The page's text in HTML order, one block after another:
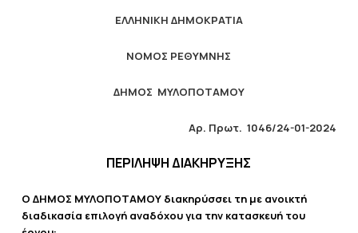
ΕΛΛΗΝΙΚΗ ΔΗΜΟΚΡΑΤΙΑ
ΝΟΜΟΣ ΡΕΘΥΜΝΗΣ
ΔΗΜΟΣ ΜΥΛΟΠΟΤΑΜΟΥ
Αρ. Πρωτ.1046/24-01-2024
ΠΕΡΙΛΗΨΗ ΔΙΑΚΗΡΥΞΗΣ
Ο ΔΗΜΟΣ ΜΥΛΟΠΟΤΑΜΟΥ διακηρύσσει τη με ανοικτή
διαδικασία επιλογή αναδόχου για την κατασκευή του